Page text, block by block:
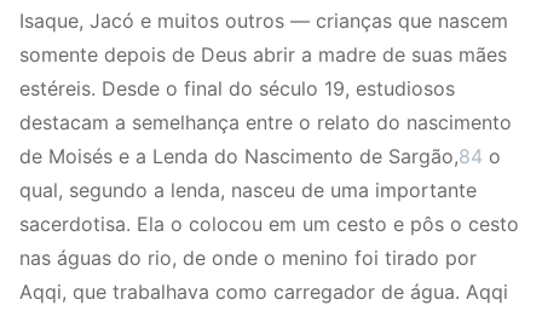
Isaque, Jacó e muitos outros — crianças que nascem
somente depois de Deus abrir a madre de suas mães
estéreis. Desde o final do século 19, estudiosos
destacam a semelhança entre o relato do nascimento
de Moisés e a Lenda do Nascimento de Sargão,84 o
qual, segundo a lenda, nasceu de uma importante
sacerdotisa. Ela o colocou em um cesto e pôs o cesto
nas águas do rio, de onde o menino foi tirado por
Aqqi, que trabalhava como carregador de água. Aqqi